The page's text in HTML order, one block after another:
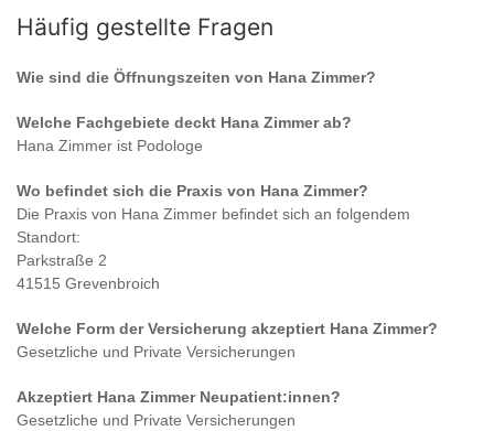
Häufig gestellte Fragen
Wie sind die Öffnungszeiten von Hana Zimmer?
Welche Fachgebiete deckt Hana Zimmerab?
Hana Zimmer ist Podologe
Wo befindet sich die Praxis von Hana Zimmer?
Die Praxis von Hana Zimmer befindet sich an folgendem
Standort:
Parkstraße 2
41515 Grevenbroich
Welche Form der Versicherung akzeptiert Hana Zimmer?
Gesetzliche und Private Versicherungen
Akzeptiert Hana ZimmerNeupatient:innen?
Gesetzliche und Private Versicherungen